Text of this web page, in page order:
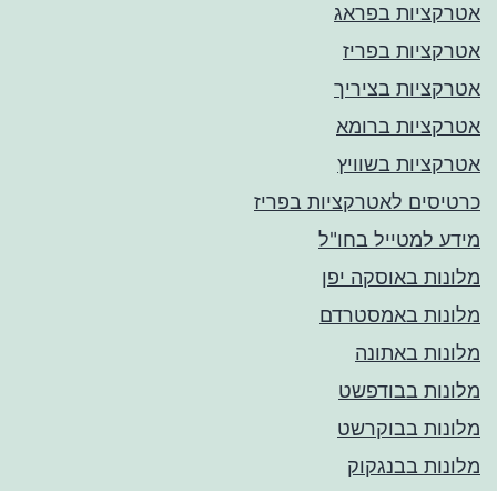
אטרקציות בפראג
אטרקציות בפריז
אטרקציות בציריך
אטרקציות ברומא
אטרקציות בשוויץ
כרטיסים לאטרקציות בפריז
מידע למטייל בחו"ל
מלונות באוסקה יפן
מלונות באמסטרדם
מלונות באתונה
מלונות בבודפשט
מלונות בבוקרשט
מלונות בבנגקוק